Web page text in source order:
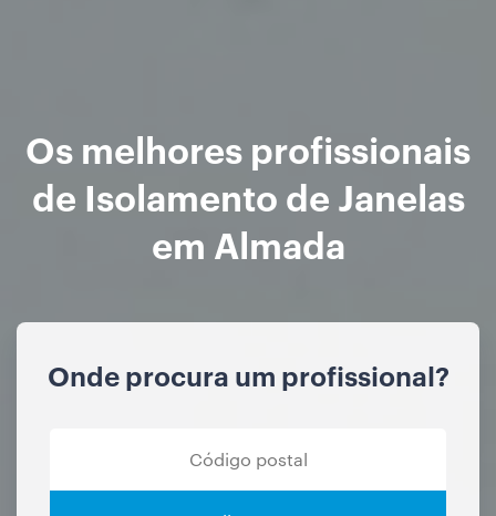
Os melhores profissionais
de Isolamento de Janelas
em Almada
Onde procura um profissional?